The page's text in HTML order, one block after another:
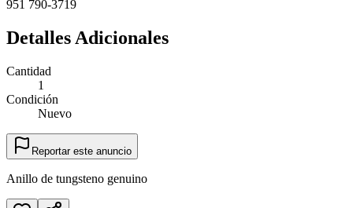
951 790-3719
Detalles Adicionales
Cantidad
1
Condición
Nuevo
Reportar este anuncio
Anillo de tungsteno genuino